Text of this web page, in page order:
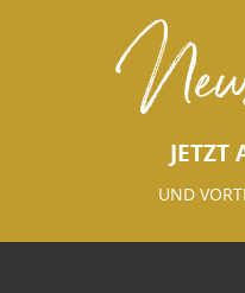
JETZT
UND